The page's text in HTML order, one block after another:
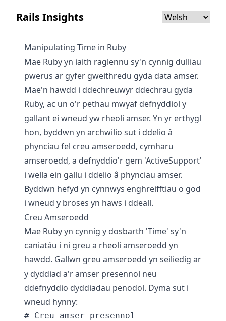
Rails Insights
Manipulating Time in Ruby
Mae Ruby yn iaith raglennu sy'n cynnig dulliau
pwerus ar gyfer gweithredu gyda data amser.
Mae'n hawdd i ddechreuwyr ddechrau gyda
Ruby, ac un o'r pethau mwyaf defnyddiol y
gallant ei wneud yw rheoli amser. Yn yr erthygl
hon, byddwn yn archwilio sut i ddelio â
phynciau fel creu amseroedd, cymharu
amseroedd, a defnyddio'r gem 'ActiveSupport'
i wella ein gallu i ddelio â phynciau amser.
Byddwn hefyd yn cynnwys enghreifftiau o god
i wneud y broses yn haws i ddeall.
Creu Amseroedd
Mae Ruby yn cynnig y dosbarth 'Time' sy'n
caniatáu i ni greu a rheoli amseroedd yn
hawdd. Gallwn greu amseroedd yn seiliedig ar
y dyddiad a'r amser presennol neu
ddefnyddio dyddiadau penodol. Dyma sut i
wneud hynny:
# Creu amser presennol